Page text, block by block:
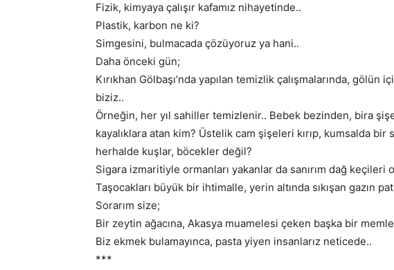
Fizik, kimyaya çalışır kafamız nihayetinde..
Plastik, karbon ne ki?
Simgesini, bulmacada çözüyoruz ya hani..
Daha önceki gün;
Kırıkhan Gölbaşı’nda yapılan temizlik çalışmalarında, gölün
biziz..
Örneğin, her yıl sahiller temizlenir.. Bebek bezinden, bira
kayalıklara atan kim? Üstelik cam şişeleri kırıp, kumsalda
herhalde kuşlar, böcekler değil?
Sigara izmaritiyle ormanları yakanlar da sanırım dağ keçileri
Taşocakları büyük bir ihtimalle, yerin altında sıkışan gazın
Sorarım size;
Bir zeytin ağacına, Akasya muamelesi çeken başka bir
Biz ekmek bulamayınca, pasta yiyen insanlarız neticede..
***